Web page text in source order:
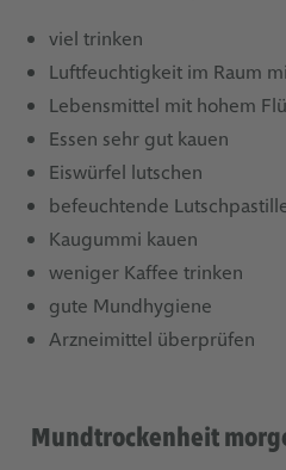
viel trinken
Luftfeuchtigkeit im Raum
Lebensmittel mit hohem
Essen sehr gut kauen
Eiswürfel lutschen
befeuchtende
Kaugummi kauen
weniger Kaffee trinken
gute Mundhygiene
Arzneimittel überprüfen
Mundtrockenheit